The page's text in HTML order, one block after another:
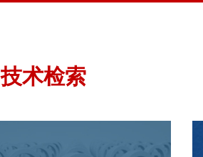
技术检索